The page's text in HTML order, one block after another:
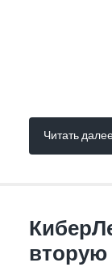
Читать
вторую